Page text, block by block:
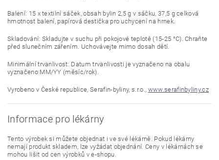
Balení: 15 x textilní sáček, obsah bylin 2,5 g v sáčku, 37,5 g celková
hmotnost balení, papírová destička pro uchycení na hrnek.
Skladování: Skladujte v suchu při pokojové teplotě (15-25 °C). Chraňte
před slunečním zářením. Uchovávejte mimo dosah dětí.
Minimální trvanlivost: Datum trvanlivosti je vyznačeno na obalu
vyznačeno MM/YY (měsíc/rok).
Vyrobeno v České republice, Serafin-byliny, s.r.o., www.serafinbyliny.cz
Informace pro lékárny
Tento výrobek si můžete objednat i ve své lékárně. Pokud lékárny
nemají produkt skladem, lze vyžádat objednání. Ceny v lékárnách se
mohou lišit od cen výrobků v e-shopu.